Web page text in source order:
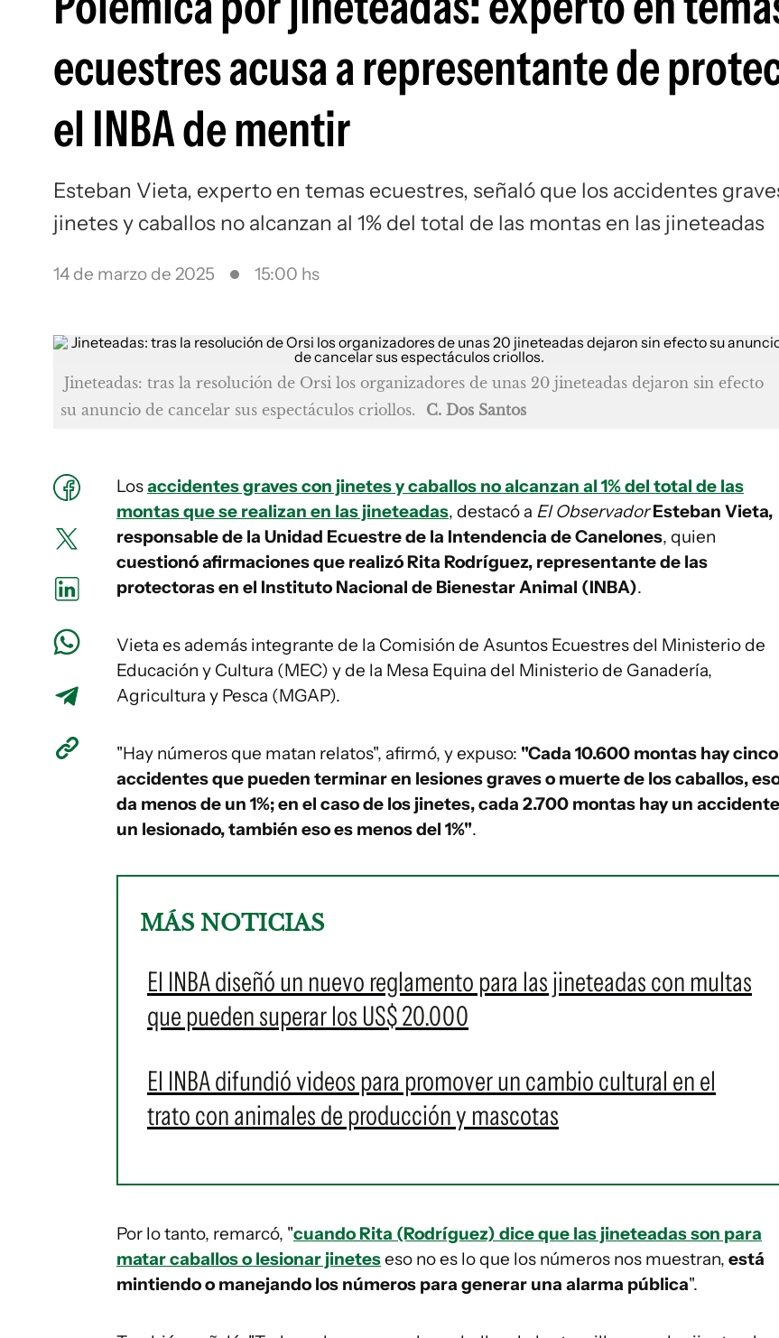
ecuestres acusa a representante de
el INBA de mentir
Esteban Vieta, experto en temas ecuestres, señaló que los accidentes
jinetes y caballos no alcanzan al 1% del total de las montas en las jineteadas
14 de marzo de 2025 15:00 hs
Jineteadas: tras la resolución de Orsi los organizadores de unas 20 jineteadas dejaron sin efecto
su anuncio de cancelar sus espectáculos criollos.
C. Dos Santos
Losaccidentes graves con jinetes y caballos no alcanzan al 1% del total de las
montas que se realizan en las jineteadas, destacó a El Observador Esteban Vieta,
responsable de la Unidad Ecuestre de la Intendencia de Canelones, quien
cuestionó afirmaciones que realizó Rita Rodríguez, representante de las
protectoras en el Instituto Nacional de Bienestar Animal (INBA).
Vieta es además integrante de la Comisión de Asuntos Ecuestres del Ministerio de
Educación y Cultura (MEC) y de la Mesa Equina del Ministerio de Ganadería,
Agricultura y Pesca (MGAP).
"Hay números que matan relatos", afirmó, y expuso: "Cada 10.600 montas hay cinco
accidentes que pueden terminar en lesiones graves o muerte de los caballos,
da menos de un 1%; en el caso de los jinetes, cada 2.700 montas hay un
un lesionado, también eso es menos del 1%".
MÁS NOTICIAS
El INBA diseñó un nuevo reglamento para las jineteadas con multas
que pueden superar los US$ 20.000
El INBA difundió videos para promover un cambio cultural en el
trato con animales de producción y mascotas
Por lo tanto, remarcó, "cuando Rita (Rodríguez) dice que las jineteadas son para
matar caballos o lesionar jineteseso no es lo que los números nos muestran, está
mintiendo o manejando los números para generar una alarma pública".